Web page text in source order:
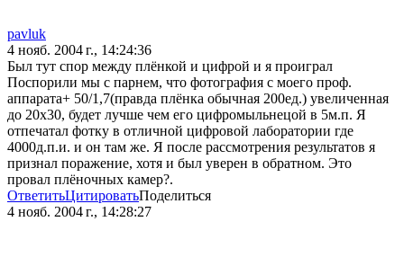
pavluk
4 нояб. 2004 г., 14:24:36
Был тут спор между плёнкой и цифрой и я проиграл
Поспорили мы с парнем, что фотография с моего проф.
аппарата+ 50/1,7(правда плёнка обычная 200ед.) увеличенная
до 20х30, будет лучше чем его цифромыльнецой в 5м.п. Я
отпечатал фотку в отличной цифровой лаборатории где
4000д.п.и. и он там же. Я после рассмотрения результатов я
признал поражение, хотя и был уверен в обратном. Это
провал плёночных камер?.
ОтветитьЦитироватьПоделиться
4 нояб. 2004 г., 14:28:27